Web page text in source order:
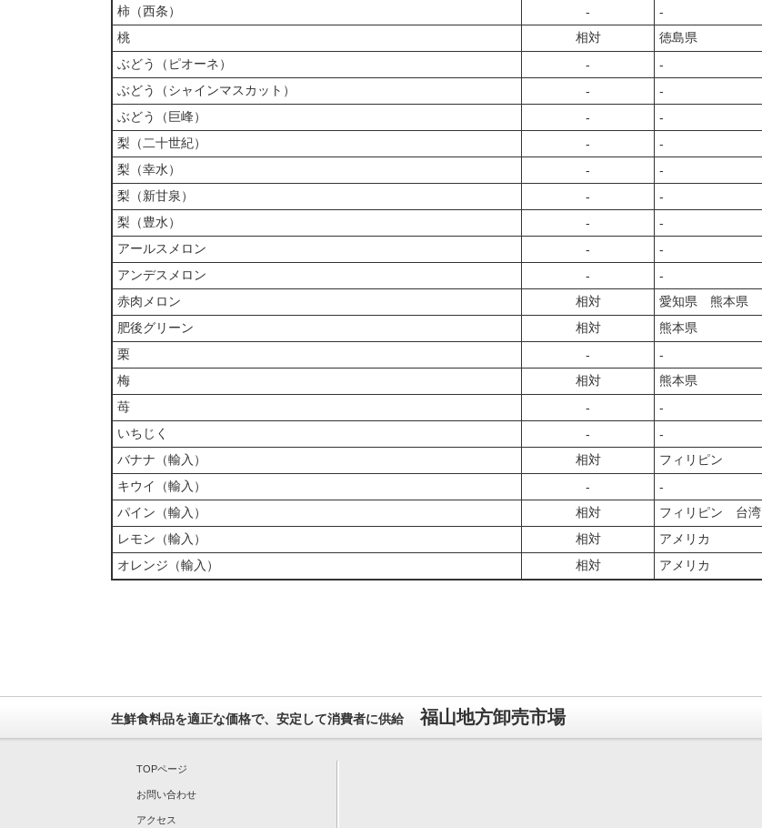
柿（西条）
‐ ‐
桃
相対 徳島県
ぶどう（ピオーネ）
‐ ‐
ぶどう（シャインマスカット）
‐ ‐
ぶどう（巨峰）
‐ ‐
梨（二十世紀）
‐ ‐
梨（幸水）
‐ ‐
梨（新甘泉）
‐ ‐
梨（豊水）
‐ ‐
アールスメロン
‐ ‐
アンデスメロン
‐ ‐
赤肉メロン
相対 愛知県 熊本県
肥後グリーン
相対 熊本県
栗
‐ ‐
梅
相対 熊本県
苺
‐ ‐
いちじく
‐ ‐
バナナ（輸入）
相対 フィリピン
キウイ（輸入）
‐ ‐
パイン（輸入）
相対 フィリピン 台湾
レモン（輸入）
相対 アメリカ
オレンジ（輸入）
相対 アメリカ
生鮮食料品を適正な価格で、安定して消費者に供給 福山地方卸売市場
TOPページ
お問い合わせ
アクセス